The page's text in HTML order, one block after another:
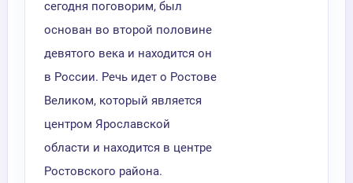
сегодня поговорим, был
основан во второй половине
девятого века и находится он
в России. Речь идет о Ростове
Великом, который является
центром Ярославской
области и находится в центре
Ростовского района.